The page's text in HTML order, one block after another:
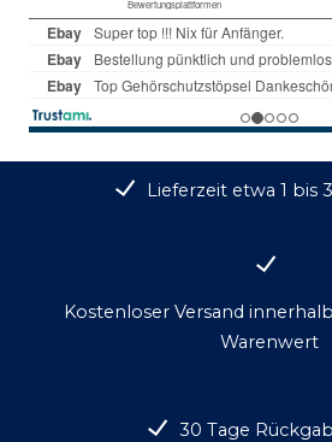
Lieferzeit etwa 1 bis
Kostenloser Versand
Warenwert
30 Tage